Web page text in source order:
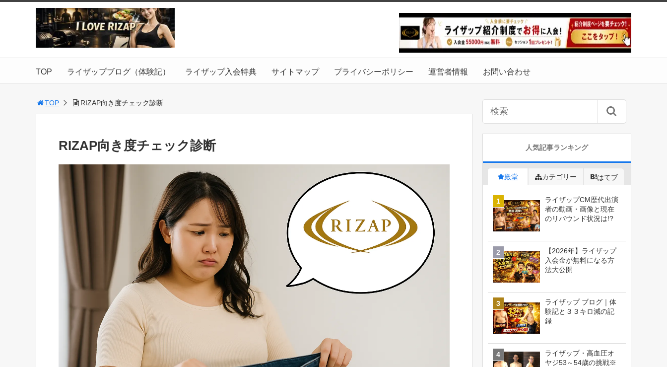
TOP ライザップブログ（体験記） ライザップ入会特典 サイトマップ プライバシーポリシー 運営者情報 お問い合わせ
TOP RIZAP向き度チェック診断
RIZAP向き度チェック診断 人気記事ランキング
殿堂 カテゴリー はてブ
ライザップCM歴代出演
者の動画・画像と現在
のリバウンド状況は!?
【2026年】ライザップ
入会金が無料になる方
法大公開
ライザップ ブログ｜体
験記と３３キロ減の記
録
ライザップ・高血圧オ
ヤジ53～54歳の挑戦※